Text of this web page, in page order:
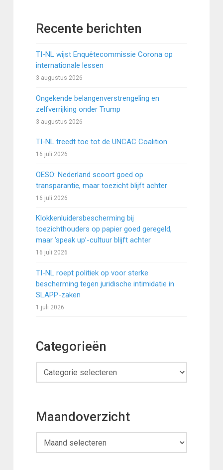
Recente berichten
TI-NL wijst Enquêtecommissie Corona op
internationale lessen
3 augustus 2026
Ongekende belangenverstrengeling en
zelfverrijking onder Trump
3 augustus 2026
TI-NL treedt toe tot de UNCAC Coalition
16 juli 2026
OESO: Nederland scoort goed op
transparantie, maar toezicht blijft achter
16 juli 2026
Klokkenluidersbescherming bij
toezichthouders op papier goed geregeld,
maar ‘speak up’-cultuur blijft achter
16 juli 2026
TI-NL roept politiek op voor sterke
bescherming tegen juridische intimidatie in
SLAPP-zaken
1 juli 2026
Categorieën
Categorieën
Maandoverzicht
Maandoverzicht